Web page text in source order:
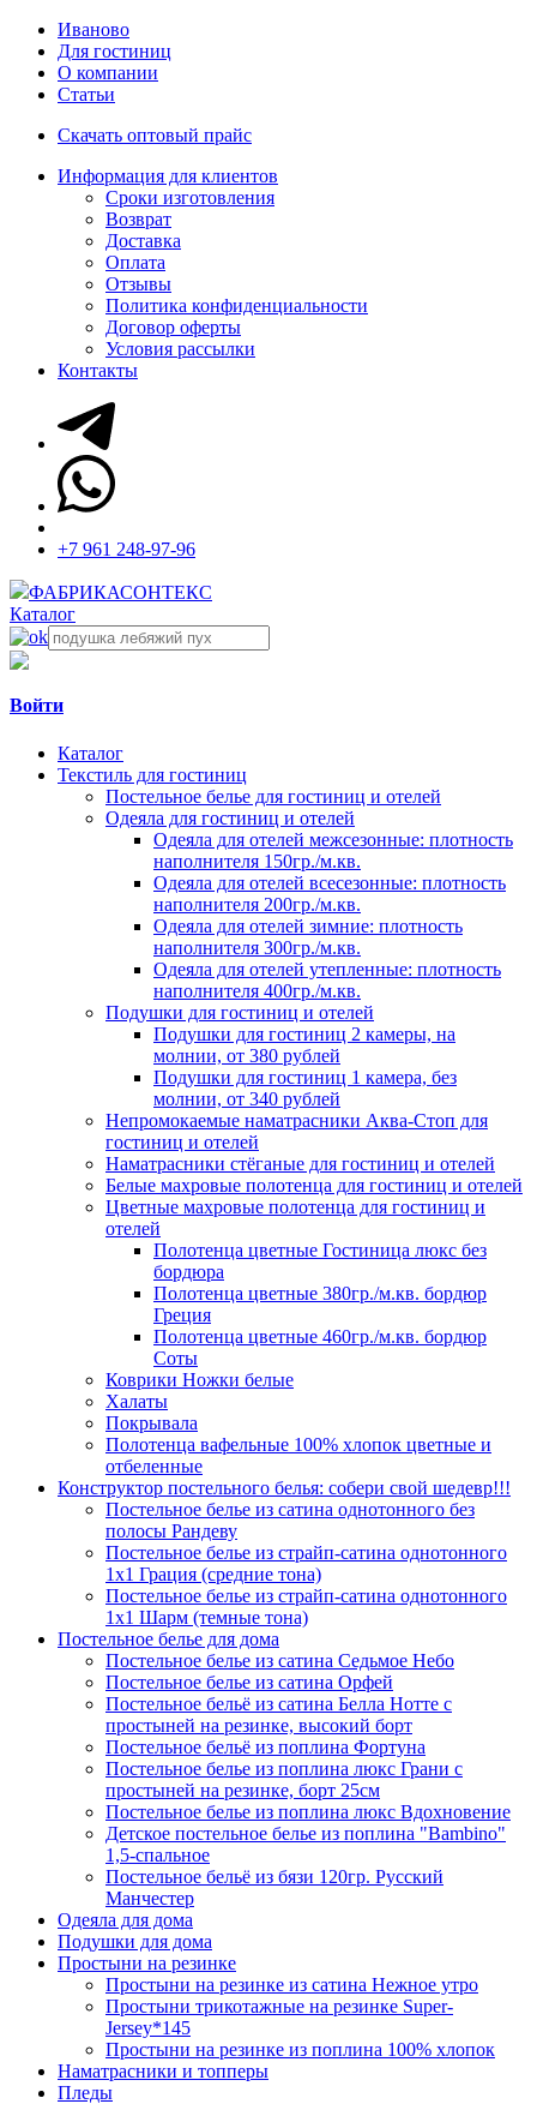
Иваново
Для гостиниц
О компании
Статьи
Скачать оптовый прайс
Информация для клиентов
Сроки изготовления
Возврат
Доставка
Оплата
Отзывы
Политика конфиденциальности
Договор оферты
Условия рассылки
Контакты
+7 961 248-97-96
ФАБРИКАСОНТЕКС
Каталог
Войти
Каталог
Текстиль для гостиниц
Постельное белье для гостиниц и отелей
Одеяла для гостиниц и отелей
Одеяла для отелей межсезонные: плотность
наполнителя 150гр./м.кв.
Одеяла для отелей всесезонные: плотность
наполнителя 200гр./м.кв.
Одеяла для отелей зимние: плотность
наполнителя 300гр./м.кв.
Одеяла для отелей утепленные: плотность
наполнителя 400гр./м.кв.
Подушки для гостиниц и отелей
Подушки для гостиниц 2 камеры, на
молнии, от 380 рублей
Подушки для гостиниц 1 камера, без
молнии, от 340 рублей
Непромокаемые наматрасники Аква-Стоп для
гостиниц и отелей
Наматрасники стёганые для гостиниц и отелей
Белые махровые полотенца для гостиниц и отелей
Цветные махровые полотенца для гостиниц и
отелей
Полотенца цветные Гостиница люкс без
бордюра
Полотенца цветные 380гр./м.кв. бордюр
Греция
Полотенца цветные 460гр./м.кв. бордюр
Соты
Коврики Ножки белые
Халаты
Покрывала
Полотенца вафельные 100% хлопок цветные и
отбеленные
Конструктор постельного белья: собери свой шедевр!!!
Постельное белье из сатина однотонного без
полосы Рандеву
Постельное белье из страйп-сатина однотонного
1х1 Грация (средние тона)
Постельное белье из страйп-сатина однотонного
1х1 Шарм (темные тона)
Постельное белье для дома
Постельное белье из сатина Седьмое Небо
Постельное белье из сатина Орфей
Постельное бельё из сатина Белла Нотте с
простыней на резинке, высокий борт
Постельное бельё из поплина Фортуна
Постельное белье из поплина люкс Грани с
простыней на резинке, борт 25см
Постельное белье из поплина люкс Вдохновение
Детское постельное белье из поплина "Bambino"
1,5-спальное
Постельное бельё из бязи 120гр. Русский
Манчестер
Одеяла для дома
Подушки для дома
Простыни на резинке
Простыни на резинке из сатина Нежное утро
Простыни трикотажные на резинке Super-
Jersey*145
Простыни на резинке из поплина 100% хлопок
Наматрасники и топперы
Пледы